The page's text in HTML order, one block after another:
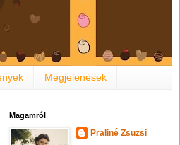
Megjelenések
Magamról
Praliné Zsuzsi